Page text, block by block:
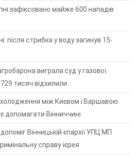
зафіксовано майже 600 нападів
після стрибка у воду загинув 15-
виграла суд у газової
тисяч відхилили
між Києвом і Варшавою
Вінниччині
Вінницькій єпархії УПЦ МП
справу ієрея